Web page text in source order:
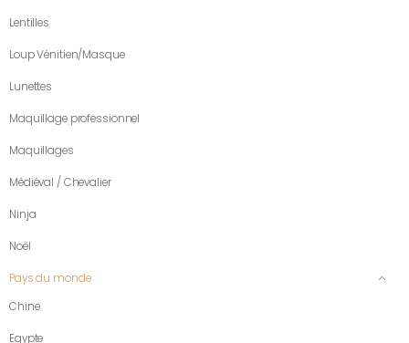
Lentilles
Loup Vénitien/Masque
Lunettes
Maquillage professionnel
Maquillages
Médiéval / Chevalier
Ninja
Noël
Pays du monde
Chine
Egypte